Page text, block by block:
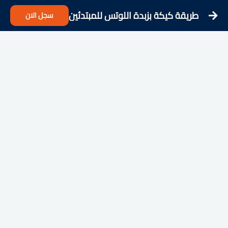
طريقة كيكة بزبدة اللوتس للمبتدئين سجل الان